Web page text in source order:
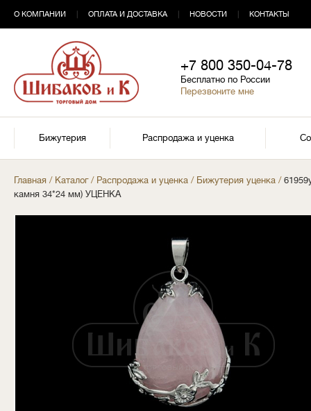
О КОМПАНИИ ОПЛАТА И ДОСТАВКА НОВОСТИ КОНТАКТЫ
+7 800 350-04-78
Бесплатно по России
Перезвоните мне
Бижутерия Распродажа и уценка
Главная / Каталог/ Распродажа и уценка / Бижутерия уценка /
камня 34*24 мм) УЦЕНКА